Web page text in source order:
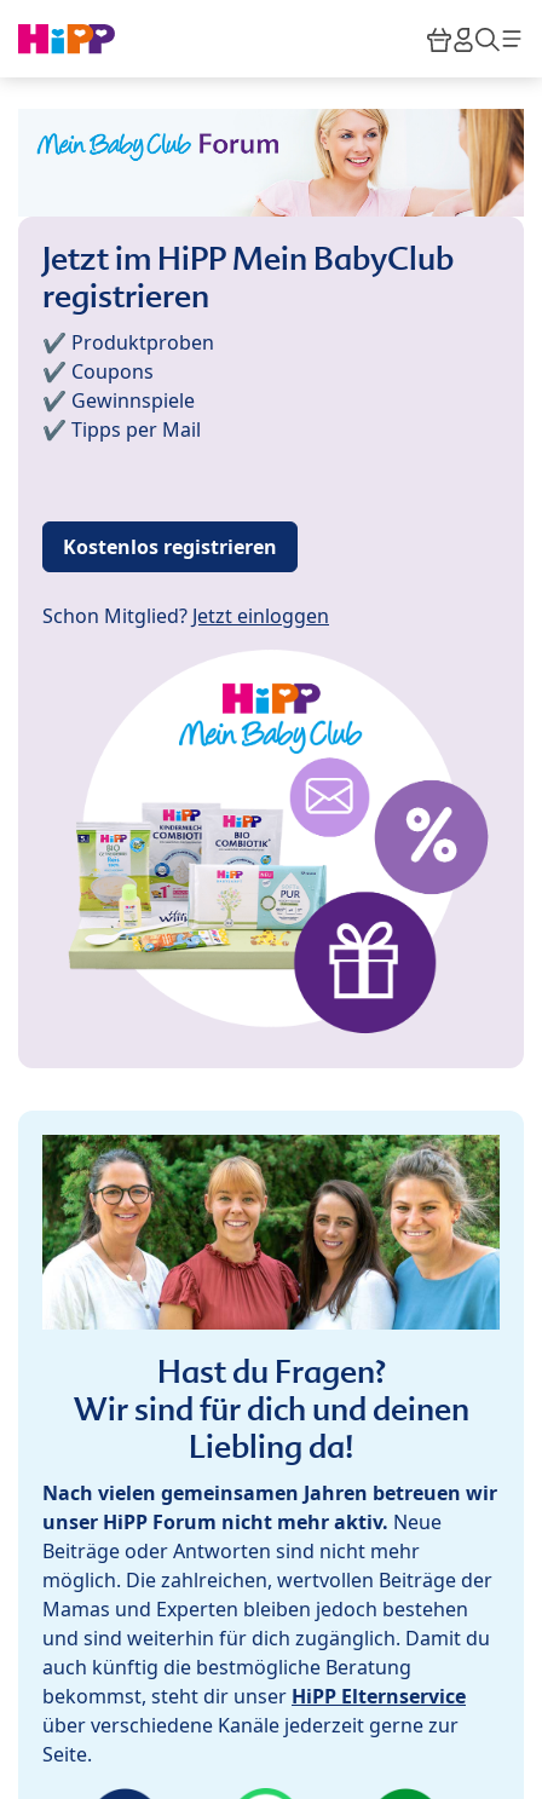
HiPP
Jetzt im HiPP Mein BabyClub
registrieren
✔️ Produktproben
✔️ Coupons
✔️ Gewinnspiele
✔️ Tipps per Mail
Kostenlos registrieren
Schon Mitglied? Jetzt einloggen
Hast du Fragen?
Wir sind für dich und deinen
Liebling da!
Nach vielen gemeinsamen Jahren betreuen wir
unser HiPP Forum nicht mehr aktiv. Neue
Beiträge oder Antworten sind nicht mehr
möglich. Die zahlreichen, wertvollen Beiträge der
Mamas und Experten bleiben jedoch bestehen
und sind weiterhin für dich zugänglich. Damit du
auch künftig die bestmögliche Beratung
bekommst, steht dir unser HiPP Elternservice
über verschiedene Kanäle jederzeit gerne zur
Seite.